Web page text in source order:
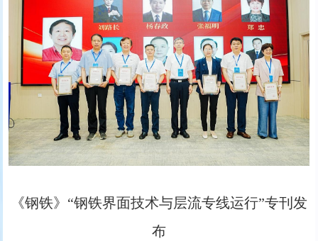
《钢铁》“钢铁界面技术与层流专线运行”专刊发
布